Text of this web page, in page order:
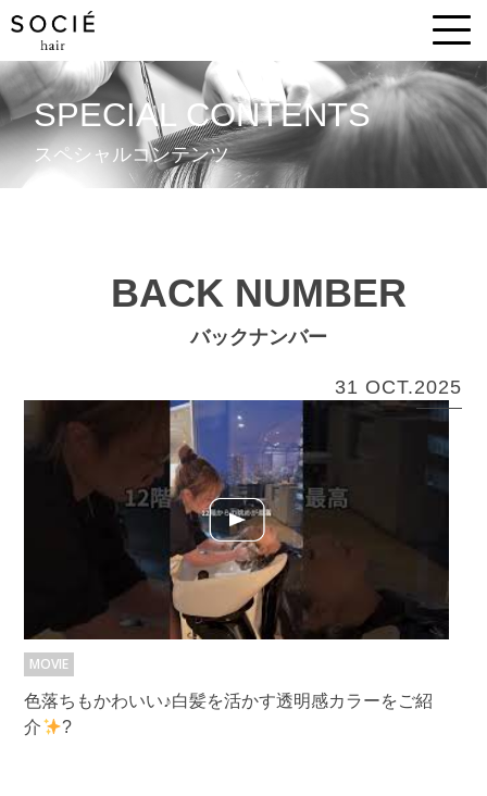
SPECIAL CONTENTS
スペシャルコンテンツ
BACK NUMBER
バックナンバー
31 OCT.2025
MOVIE
色落ちもかわいい♪白髪を活かす透明感カラーをご紹
介
?